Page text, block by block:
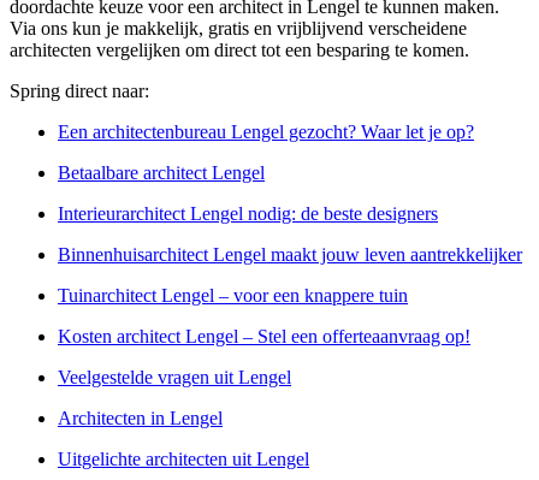
doordachte keuze voor een architect in Lengel te kunnen maken.
Via ons kun je makkelijk, gratis en vrijblijvend verscheidene
architecten vergelijken om direct tot een besparing te komen.
Spring direct naar:
Een architectenbureau Lengel gezocht? Waar let je op?
Betaalbare architect Lengel
Interieurarchitect Lengel nodig: de beste designers
Binnenhuisarchitect Lengel maakt jouw leven aantrekkelijker
Tuinarchitect Lengel – voor een knappere tuin
Kosten architect Lengel – Stel een offerteaanvraag op!
Veelgestelde vragen uit Lengel
Architecten in Lengel
Uitgelichte architecten uit Lengel